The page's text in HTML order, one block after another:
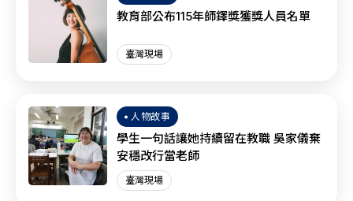
教育部公布115年師鐸獎獲獎人員名單
臺灣現場
人物故事
學生一句話讓她持續留在教職 吳家儀棄
安穩改行當老師
臺灣現場